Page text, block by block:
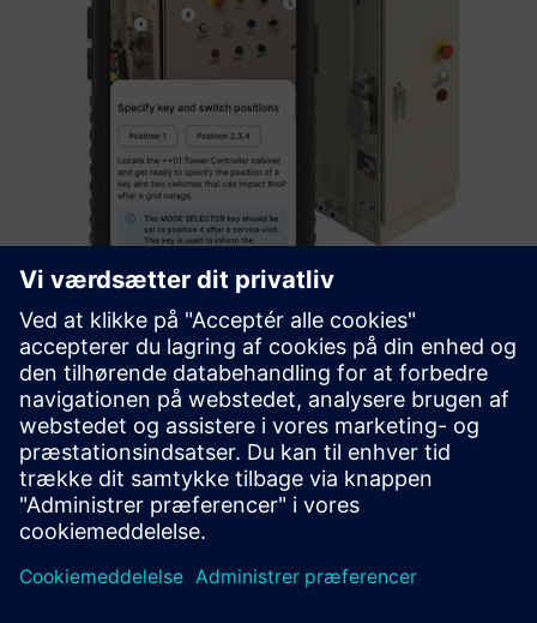
FLOW TOOL® AI Operator Assistant
Augmented Industries' FLOW TOOL combines AI-powered
work instructions, microtraining, troubleshooting, and
knowledge management for operators and technicians.
Search times and time-to-productivity are shortened,
whilst downtime co...
Få mere at vide